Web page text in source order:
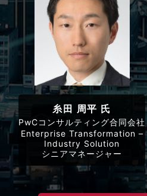
糸田 周平 氏
PwCコンサルティング合同会社
Enterprise Transformation –
Industry Solution
シニアマネージャー